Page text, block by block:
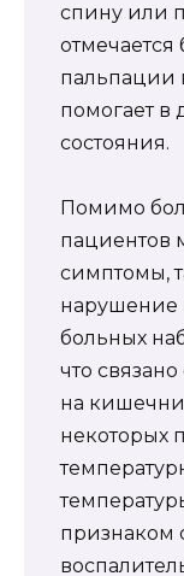
спину или
отмечается
пальпации
помогает в
состояния.
Помимо
пациентов
симптомы,
нарушение
больных
что
на
некоторых
признаком